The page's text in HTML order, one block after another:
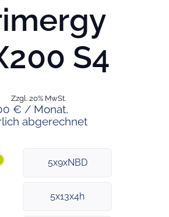
S4
€ / Monat,
abgerechnet
Zzgl. 20% MwSt.
5x9xNBD
5x13x4h